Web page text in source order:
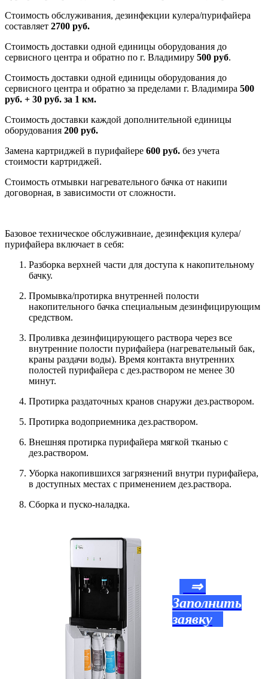
Стоимость обслуживания, дезинфекции кулера/пурифайера
составляет 2700 руб.
Стоимость доставки одной единицы оборудования до
сервисного центра и обратно по г. Владимиру 500 руб.
Стоимость доставки одной единицы оборудования до
сервисного центра и обратно за пределами г. Владимира 500
руб. + 30 руб. за 1 км.
Стоимость доставки каждой дополнительной единицы
оборудования 200 руб.
Замена картриджей в пурифайере 600 руб. без учета
стоимости картриджей.
Стоимость отмывки нагревательного бачка от накипи
договорная, в зависимости от сложности.
Базовое техническое обслуживнаие, дезинфекция кулера/
пурифайера включает в себя:
Разборка верхней части для доступа к накопительному
бачку.
Промывка/протирка внутренней полости
накопительного бачка специальным дезинфицирующим
средством.
Проливка дезинфицирующего раствора через все
внутренние полости пурифайера (нагревательный бак,
краны раздачи воды). Время контакта внутренних
полостей пурифайера с дез.раствором не менее 30
минут.
Протирка раздаточных кранов снаружи дез.раствором.
Протирка водоприемника дез.раствором.
Внешняя протирка пурифайера мягкой тканью с
дез.раствором.
Уборка накопившихся загрязнений внутри пурифайера,
в доступных местах с применением дез.раствора.
Сборка и пуско-наладка.
⇒
Заполнить
заявку